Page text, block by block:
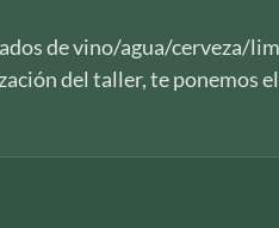
de vino/agua/cerveza/
del taller, te ponemos